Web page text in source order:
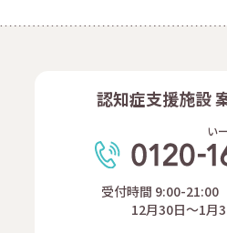
認知症支援施設
い
受付時間 9:00-
12月30日～1月